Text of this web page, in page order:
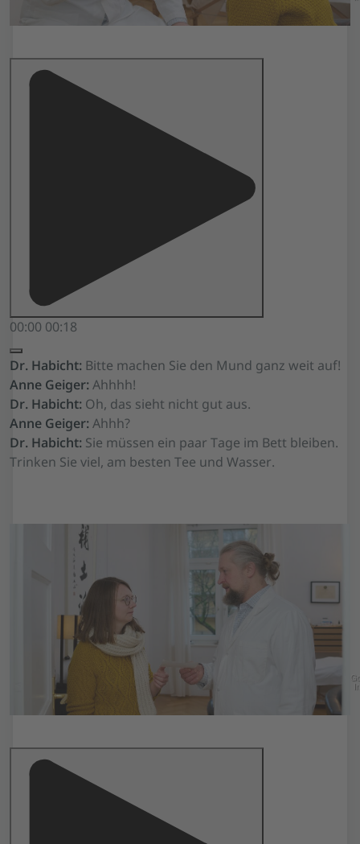
00:00 00:18
Dr. Habicht: Bitte machen Sie den Mund ganz weit auf!
Anne Geiger:Ahhhh!
Dr. Habicht: Oh, das sieht nicht gut aus.
Anne Geiger:Ahhh?
Dr. Habicht: Sie müssen ein paar Tage im Bett bleiben.
Trinken Sie viel, am besten Tee und Wasser.